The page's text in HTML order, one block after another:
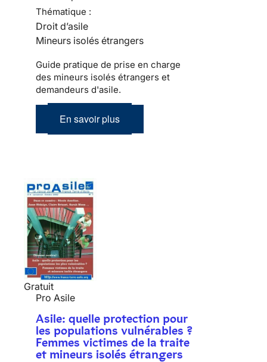
Thématique :
Droit d’asile
Mineurs isolés étrangers
Guide pratique de prise en charge
des mineurs isolés étrangers et
demandeurs d'asile.
En savoir plus
Gratuit
Pro Asile
Asile: quelle protection pour
les populations vulnérables ?
Femmes victimes de la traite
et mineurs isolés étrangers